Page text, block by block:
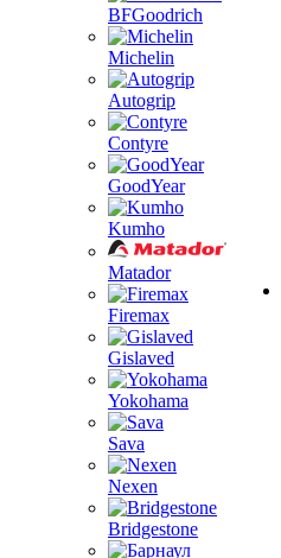
BFGoodrich
Michelin
Autogrip
Contyre
GoodYear
Kumho
Matador
Firemax
Gislaved
Yokohama
Sava
Nexen
Bridgestone